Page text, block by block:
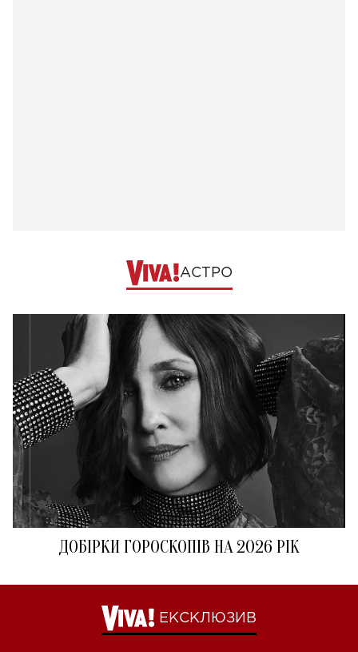
АСТРО
ДОБІРКИ ГОРОСКОПІВ НА 2026 РІК
ЕКСКЛЮЗИВ